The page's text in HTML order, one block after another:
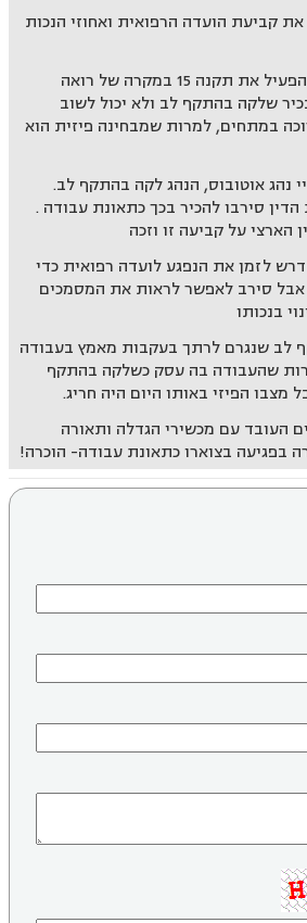
קביעת הועדה הרפואית ואחוזי הנכות
בית הדין קבע כי יש להפעיל את תקנה 15 במקרה של רואה
שלקה בהתקף לב ולא יכול לשוב
במתחים, למרות שמבחינה פיזית הוא
נהג אוטובוס, הנהג לקה בהתקף לב.
הדין סירבו להכיר בכך כתאונת עבודה .
הארצי על קביעה זו וזכה
לזמן את הנפגע לועדה רפואית כדי
סירב לאפשר לראות את המסמכים
בנכותו
לב שנגרם לרתך בעקבות מאמץ בעבודה
שהעבודה בה עסק כשלקה בהתקף
מצבו הפיזי באותו היום היה חריג.
העובד עם מכשירי הגדלה ותאורה
בפגיעה בצוארו כתאונת עבודה- הוכרה!